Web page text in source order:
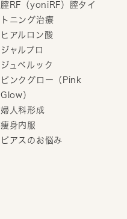
膣RF（yoniRF）膣タイ
トニング治療
ヒアルロン酸
ジャルプロ
ジュベルック
ピンクグロー（Pink
Glow）
婦人科形成
痩身内服
ピアスのお悩み